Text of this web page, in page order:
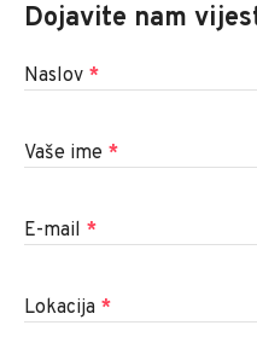
Dojavite nam
Naslov *
Vaše ime *
E-mail *
Lokacija *